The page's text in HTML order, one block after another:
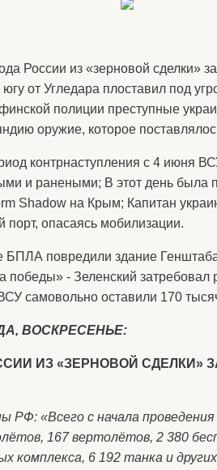
России из «зерновой сделки»
от Угледара плоставил под
полиции преступные
оружие, которое
контрнаступления с 4 июня
и ранеными; В этот день была
Shadow на Крым; Капитан
порт, опасаясь мобилизации.
БПЛА повредили здание
победы» - Зеленский
самовольно оставили 170
ВОСКРЕСЕНЬЕ:
ИЗ «ЗЕРНОВОЙ СДЕЛКИ»
«Всего с начала проведения
167 вертолётов, 2 380
комплекса, 6 192 танка и